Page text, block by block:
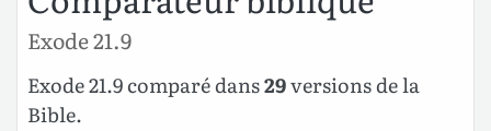
Exode 21.9
Exode 21.9 comparé dans29versions de la
Bible.